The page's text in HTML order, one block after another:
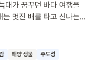
대가 꿈꾸던 바다 여행을
는 멋진 배를 타고 신나는
로운 친구를 사귀고 함께
통해 우리 아이들은 꿈을
해양 생물 주도성